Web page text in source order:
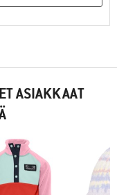
ASIAKKAAT